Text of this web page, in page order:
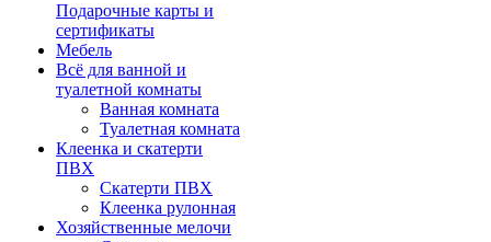
Подарочные карты и
сертификаты
Мебель
Всё для ванной и
туалетной комнаты
Ванная комната
Туалетная комната
Клеенка и скатерти
ПВХ
Скатерти ПВХ
Клеенка рулонная
Хозяйственные мелочи